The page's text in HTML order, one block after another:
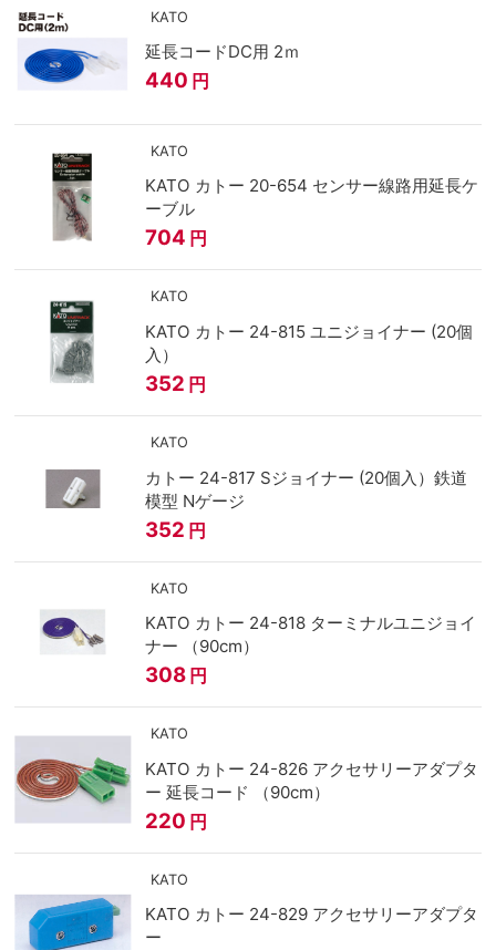
KATO
延長コードDC用 2ｍ
440 円
KATO
KATO カトー 20-654 センサー線路用延長ケ
ーブル
704 円
KATO
KATO カトー 24-815 ユニジョイナー (20個
入）
352 円
KATO
カトー 24-817 Sジョイナー (20個入）鉄道
模型 Nゲージ
352 円
KATO
KATO カトー 24-818 ターミナルユニジョイ
ナー （90cm）
308 円
KATO
KATO カトー 24-826 アクセサリーアダプタ
ー 延長コード （90cm）
220 円
KATO
KATO カトー 24-829 アクセサリーアダプタ
ー